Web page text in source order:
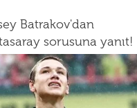
Batrakov'dan
sorusuna yanıt!